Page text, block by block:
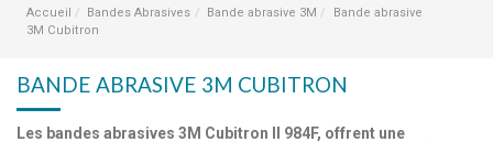
Accueil Bandes Abrasives Bande abrasive 3M
Bande abrasive
3M Cubitron
BANDE ABRASIVE 3M CUBITRON
Les bandes abrasives 3M Cubitron II 984F, offrent une